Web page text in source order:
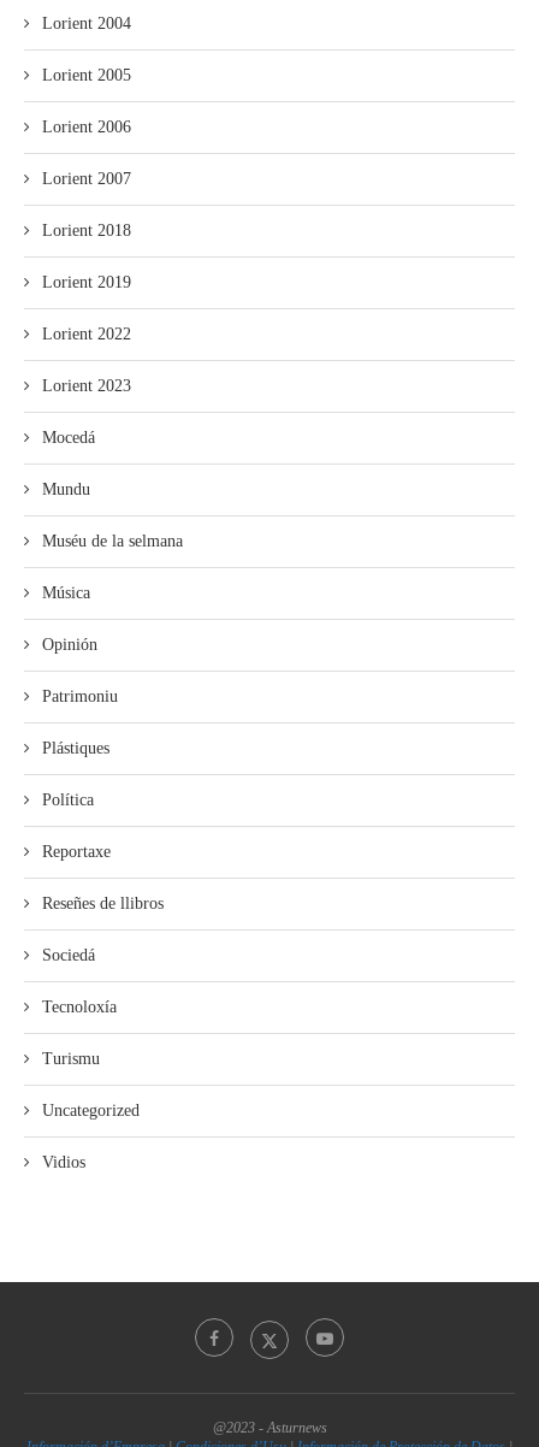
Lorient 2004
Lorient 2005
Lorient 2006
Lorient 2007
Lorient 2018
Lorient 2019
Lorient 2022
Lorient 2023
Mocedá
Mundu
Muséu de la selmana
Música
Opinión
Patrimoniu
Plástiques
Política
Reportaxe
Reseñes de llibros
Sociedá
Tecnoloxía
Turismu
Uncategorized
Vidios
@2023 - Asturnews